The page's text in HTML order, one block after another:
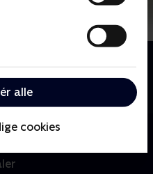
alle
cookies
afsnit om og med
Stenmark